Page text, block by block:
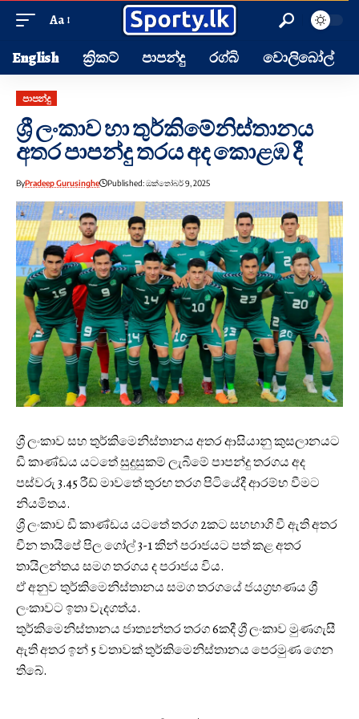
Aa
English ක්‍රිකට් පාපන්දු රග්බි වොලිබෝල්
පාපන්දු
ශ්‍රී ලංකාව හා තුර්කිමේනිස්තානය
අතර පාපන්දු තරය අද කොළඹ දී
ByPradeep Gurusinghe Published: ඔක්තෝබර් 9, 2025
ශ්‍රී ලංකාව සහ තුර්කිමෙනිස්තානය අතර ආසියානු කුසලානයට
ඩී කාණ්ඩය යටතේ සුදුසුකම් ලැබීමේ පාපන්දු තරගය අද
පස්වරු 3.45 රීඩ් මාවතේ තුරඟ තරග පිටියේදී ආරම්භ වීමට
නියමිතය.
ශ්‍රී ලංකාව ඩී කාණ්ඩය යටතේ තරග 2කට සහභාගි වී ඇති අතර
චීන තායිපේ පිල ගෝල් 3-1 කින් පරාජයට පත් කළ අතර
තායිලන්තය සමග තරගය ද පරාජය විය.
ඒ අනුව තුර්කිමෙනිස්තානය සමග තරගයේ ජයග්‍රහණය ශ්‍රී
ලංකාවට ඉතා වැදගත්ය.
තුර්කිමෙනිස්තානය ජාත්‍යන්තර තරග 6කදී ශ්‍රී ලංකාව මුණගැසී
ඇති අතර ඉන් 5 වතාවක් තුර්කිමෙනිස්තානය පෙරමුණ ගෙන
තිබේ.